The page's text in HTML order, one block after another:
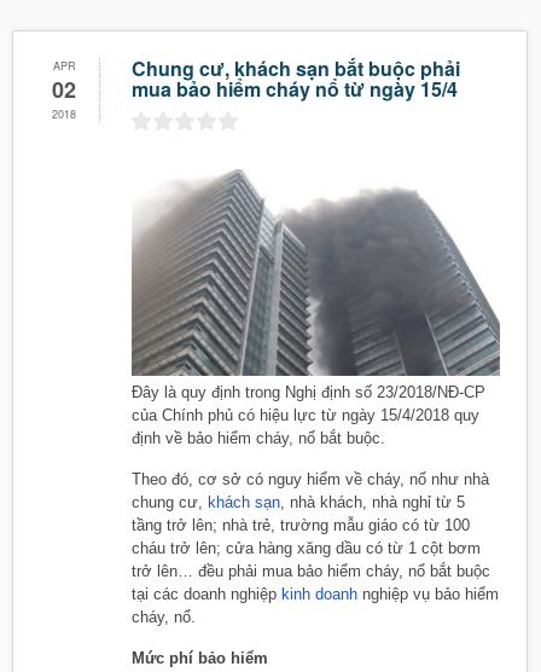
APR
02
2018
Chung cư, khách sạn bắt buộc phải
mua bảo hiểm cháy nổ từ ngày 15/4
Đây là quy định trong Nghị định số 23/2018/NĐ-CP
của Chính phủ có hiệu lực từ ngày 15/4/2018 quy
định về bảo hiểm cháy, nổ bắt buộc.
Theo đó, cơ sở có nguy hiểm về cháy, nổ như nhà
chung cư, khách sạn, nhà khách, nhà nghỉ từ 5
tầng trở lên; nhà trẻ, trường mẫu giáo có từ 100
cháu trở lên; cửa hàng xăng dầu có từ 1 cột bơm
trở lên… đều phải mua bảo hiểm cháy, nổ bắt buộc
tại các doanh nghiệp kinh doanh nghiệp vụ bảo hiểm
cháy, nổ.
Mức phí bảo hiểm